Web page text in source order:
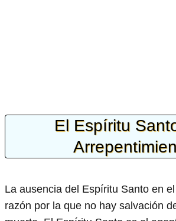
El Espíritu
La ausencia del Espíritu Santo en
razón por la que no hay salvación